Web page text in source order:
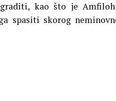
kao što je
spasiti skorog